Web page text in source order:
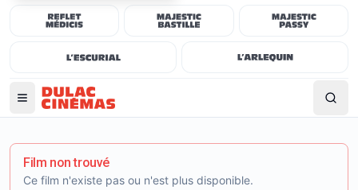
Film non trouvé
Ce film n'existe pas ou n'est plus disponible.